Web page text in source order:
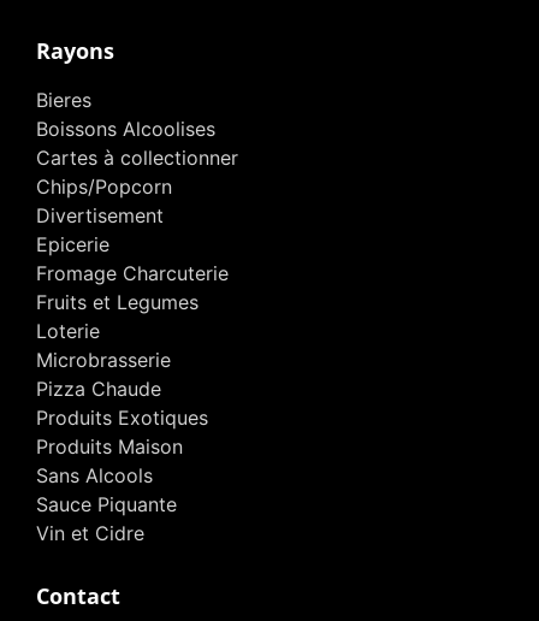
Rayons
Bieres
Boissons Alcoolises
Cartes à collectionner
Chips/Popcorn
Divertisement
Epicerie
Fromage Charcuterie
Fruits et Legumes
Loterie
Microbrasserie
Pizza Chaude
Produits Exotiques
Produits Maison
Sans Alcools
Sauce Piquante
Vin et Cidre
Contact